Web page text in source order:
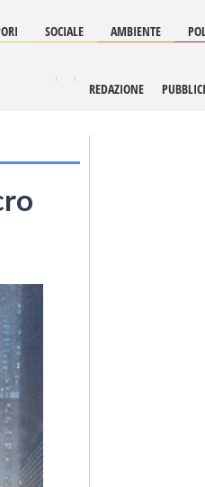
SOCIALE AMBIENTE
REDAZIONE